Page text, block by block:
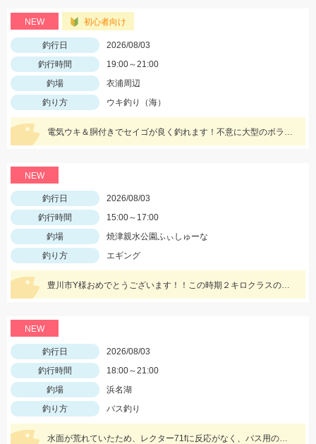
NEW 初心者向け
釣行日
2026/08/03
釣行時間
19:00～21:00
釣場
衣浦周辺
釣り方
ウキ釣り（海）
電気ウキ＆胴付きでセイゴが良く釣れます！不意に大型のボラが釣れることもあるので、ネットがあると安心です。
NEW
釣行日
2026/08/03
釣行時間
15:00～17:00
釣場
焼津親水公園ふぃしゅーな
釣り方
エギング
豊川市Y様おめでとうございます！！この時期２キロクラスのビックなアオリイカを見事に仕留められました！！ 釣れているのが500ｇクラスの情報だったので、ヒットした瞬間はエイかと思ったそうです。
NEW
釣行日
2026/08/03
釣行時間
18:00～21:00
釣場
浜名湖
釣り方
バス釣り
水面が荒れていたため、レクター71fに反応がなく、バス用のレアリススピンベイでレンジを少し入れてスローに巻いてくると当たり多数。サイズは選べないですが今回の様なサイズも釣れます。